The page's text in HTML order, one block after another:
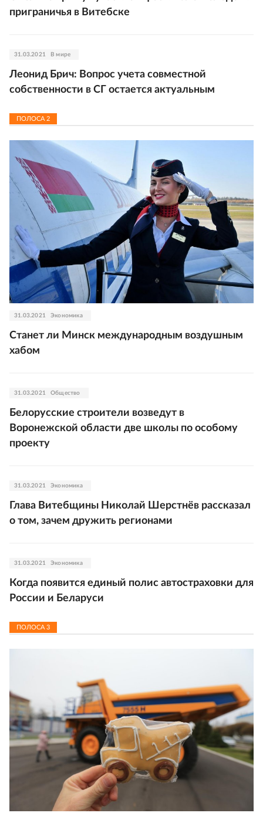
приграничья в Витебске
31.03.2021 В мире
Леонид Брич: Вопрос учета совместной
собственности в СГ остается актуальным
ПОЛОСА2
31.03.2021 Экономика
Станет ли Минск международным воздушным
хабом
31.03.2021 Общество
Белорусские строители возведут в
Воронежской области две школы по особому
проекту
31.03.2021 Экономика
Глава Витебщины Николай Шерстнёв рассказал
о том, зачем дружить регионами
31.03.2021 Экономика
Когда появится единый полис автостраховки для
России и Беларуси
ПОЛОСА 3